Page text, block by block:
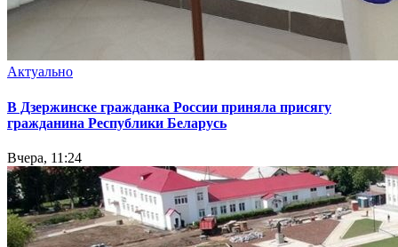
Актуально
В Дзержинске гражданка России приняла присягу
гражданина Республики Беларусь
Вчера, 11:24